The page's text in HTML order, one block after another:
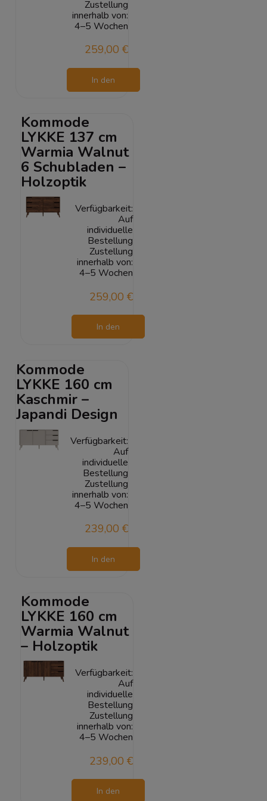
Zustellung
innerhalb von:
4–5 Wochen
259,00 €
In den
Kommode
LYKKE 137 cm
Warmia Walnut
6 Schubladen –
Holzoptik
Verfügbarkeit:
Auf
individuelle
Bestellung
Zustellung
innerhalb von:
4–5 Wochen
259,00 €
In den
Kommode
LYKKE 160 cm
Kaschmir –
Japandi Design
Verfügbarkeit:
Auf
individuelle
Bestellung
Zustellung
innerhalb von:
4–5 Wochen
239,00 €
In den
Kommode
LYKKE 160 cm
Warmia Walnut
– Holzoptik
Verfügbarkeit:
Auf
individuelle
Bestellung
Zustellung
innerhalb von:
4–5 Wochen
239,00 €
In den